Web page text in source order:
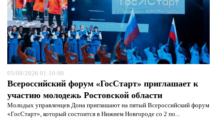
05/08/2026 01:10:00
Всероссийский форум «ГосСтарт» приглашает к
участию молодежь Ростовской области
Молодых управленцев Дона приглашают на пятый Всероссийский форум
«ГосСтарт», который состоится в Нижнем Новгороде со 2 по...
Я согласен сполитикой конфиденциальности и
защиты информации*
Я согласен сполитикой конфиденциальности и
защиты информации*